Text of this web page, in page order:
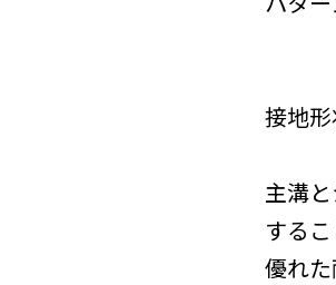
接地
主溝
する
優れ